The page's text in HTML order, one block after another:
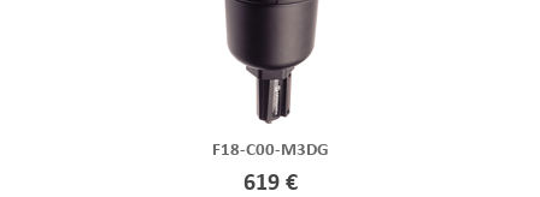
F18-C00-M3DG
619 €